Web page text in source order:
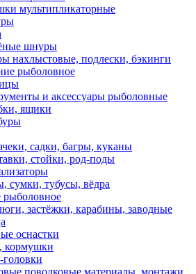
мультипликаторные
шнуры
нахлыстовые, подлески, бэкинги
рыболовное
и аксессуары рыболовные
ящики
садки, багры, куканы
стойки, род-поды
сумки, тубусы, вёдра
застёжки, карабины, заводные
оснастки
кормушки
поводковые материалы, монтажи,